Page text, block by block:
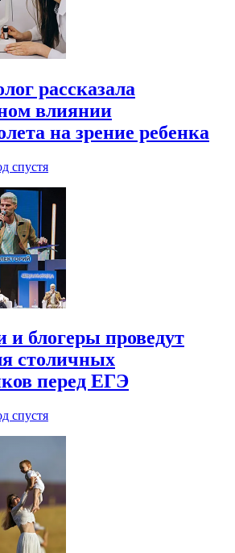
рассказала
влиянии
на зрение ребенка
спустя
и блогеры проведут
столичных
перед ЕГЭ
спустя